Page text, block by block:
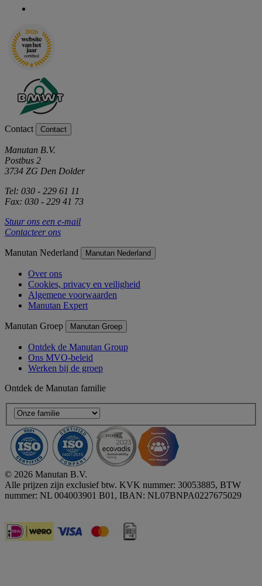
Contact Contact
Manutan B.V.
Postbus 2
3734 ZG Den Dolder
Tel: 030 - 229 61 11
Fax: 030 - 229 41 73
Stuur ons een e-mail
Contacteer ons
Manutan Nederland Manutan Nederland
Over ons
Cookies, privacy en veiligheid
Algemene voorwaarden
Manutan Expert
Manutan Groep Manutan Groep
Ontdek de Manutan Group
Ons MVO-beleid
Werken bij de groep
Ontdek de Manutan familie
© 2026 Manutan B.V.
Alle prijzen zijn exclusief btw. KVK nummer: 30053885, BTW
nummer: NL 004003901 B01, IBAN: NL07BNPA0227675029